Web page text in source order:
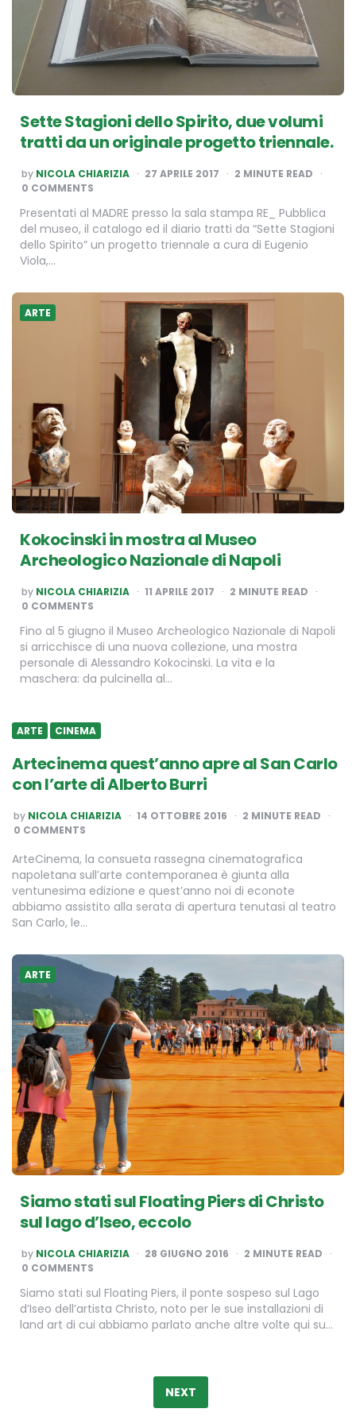
Sette Stagioni dello Spirito, due volumi
tratti da un originale progetto triennale.
POSTED
BY
by NICOLA CHIARIZIA 27 APRILE 2017 2 MINUTE READ
0 COMMENTS
Presentati al MADRE presso la sala stampa RE_ Pubblica
del museo, il catalogo ed il diario tratti da “Sette Stagioni
dello Spirito” un progetto triennale a cura di Eugenio
Viola,…
ARTE
Kokocinski in mostra al Museo
Archeologico Nazionale di Napoli
POSTED
BY
by NICOLA CHIARIZIA 11 APRILE 2017 2 MINUTE READ
0 COMMENTS
Fino al 5 giugno il Museo Archeologico Nazionale di Napoli
si arricchisce di una nuova collezione, una mostra
personale di Alessandro Kokocinski. La vita e la
maschera: da pulcinella al…
ARTE CINEMA
Artecinema quest’anno apre al San Carlo
con l’arte di Alberto Burri
POSTED
BY
by NICOLA CHIARIZIA 14 OTTOBRE 2016 2 MINUTE READ
0 COMMENTS
ArteCinema, la consueta rassegna cinematografica
napoletana sull’arte contemporanea è giunta alla
ventunesima edizione e quest’anno noi di econote
abbiamo assistito alla serata di apertura tenutasi al teatro
San Carlo, le…
ARTE
Siamo stati sul Floating Piers di Christo
sul lago d’Iseo, eccolo
POSTED
BY
by NICOLA CHIARIZIA 28 GIUGNO 2016 2 MINUTE READ
0 COMMENTS
Siamo stati sul Floating Piers, il ponte sospeso sul Lago
d’Iseo dell’artista Christo, noto per le sue installazioni di
land art di cui abbiamo parlato anche altre volte qui su…
NEXT